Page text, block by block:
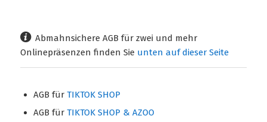
Abmahnsichere AGB für zwei und mehr
Onlinepräsenzen finden Sie unten auf dieser Seite
AGB für TIKTOK SHOP
AGB für TIKTOK SHOP & AZOO